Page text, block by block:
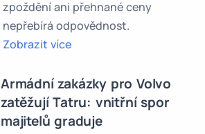
zpoždění ani přehnané ceny
nepřebírá odpovědnost.
Zobrazit více
Armádní zakázky pro Volvo
zatěžují Tatru: vnitřní spor
majitelů graduje